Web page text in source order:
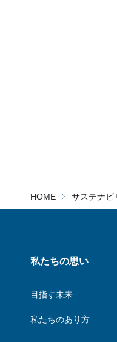
HOME サステナビ
私たちの思い
目指す未来
私たちのあり方